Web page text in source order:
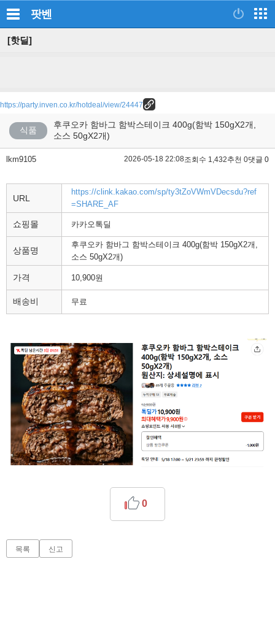
팟벤
[핫딜]
https://party.inven.co.kr/hotdeal/view/24447
식품
후쿠오카 함바그 함박스테이크 400g(함박 150gX2개,
소스 50gX2개)
lkm9105 2026-05-18 22:08조회수 1,432추천 0댓글 0
URL
https://clink.kakao.com/sp/ty3tZoVWmVDecsdu?ref
=SHARE_AF
쇼핑몰 카카오톡딜
상품명
후쿠오카 함바그 함박스테이크 400g(함박 150gX2개,
소스 50gX2개)
가격 10,900원
배송비 무료
0
목록 신고